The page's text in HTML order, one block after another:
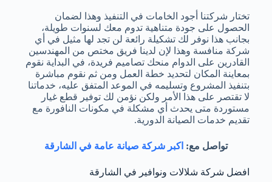
تختار شركتنا أجود الخامات في التنفيذ وهذا لضمان
الحصول على جودة متناهية تدوم معك لسنوات طويلة،
بجانب هذا نوفر لك تشكيلة رائعة لن تجد لها مثيل في أي
شركة منافسة وهذا لإن لدينا فريق مختص من المهندسين
القادرين على الدوام منحك تصاميم فريدة، في البداية نقوم
بمعاينة المكان لتحديد خطة العمل ومن ثم نقوم مباشرة
بتنفيذ المشروع وتسليمه في الموعد المتفق عليه، خدماتنا
لا تقتصر على هذا الأمر ولكن نؤمن لك توفير قطع غيار
مستوردة متى يحدث أي مشكلة في مكونات النافورة مع
تقديم خدمات الصيانة الدورية.
تواصل مع: اكبر شركة صيانة عامة في الشارقة
افضل شركة شلالات ونوافير في الشارقة